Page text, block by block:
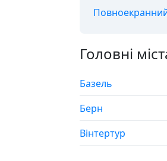
Головні
Базель
Берн
Вінтертур